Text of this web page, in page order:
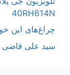
40RH614N
چراغ‌های این
سید علی قاضی